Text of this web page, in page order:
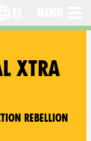
XTRA
Rebellion